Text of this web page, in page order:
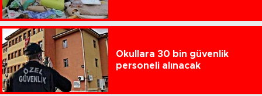
Okullara 30 bin güvenlik
personeli alınacak